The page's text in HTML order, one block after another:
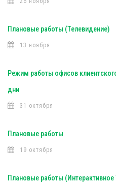
Плановые работы (Телевидение)
13 ноября
Режим работы офисов
дни
31 октября
Плановые работы
19 октября
Плановые работы (Интерактивное